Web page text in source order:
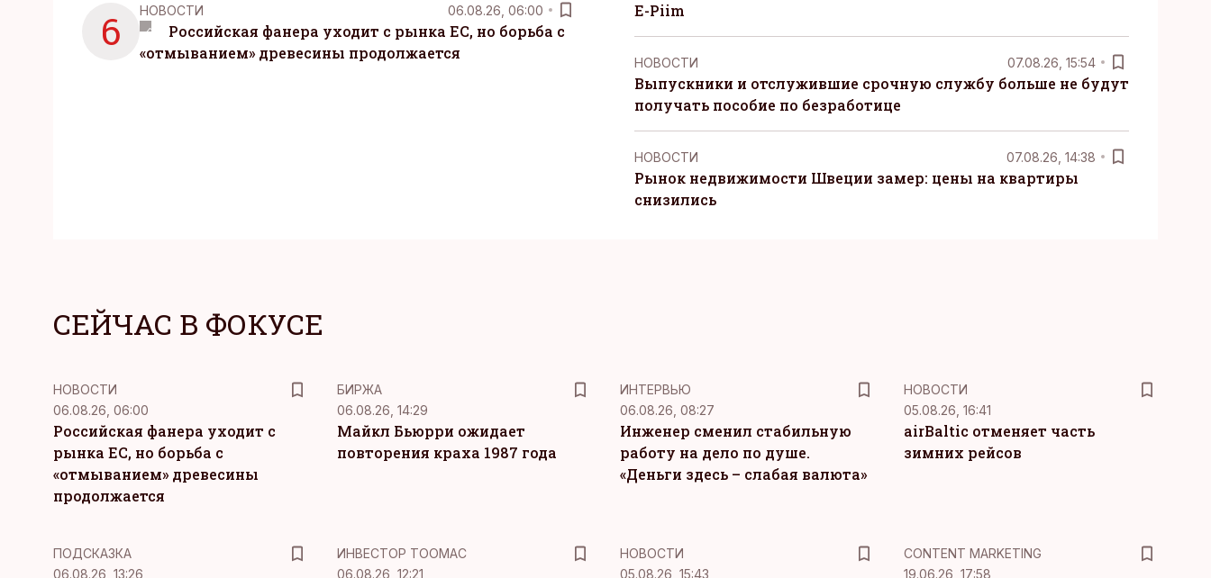
6 НОВОСТИ 06.08.26, 06:00
Российская фанера уходит с рынка ЕС, но борьба с
«отмыванием» древесины продолжается
E-Piim
НОВОСТИ 07.08.26, 15:54
Выпускники и отслужившие срочную службу больше не будут
получать пособие по безработице
НОВОСТИ 07.08.26, 14:38
Рынок недвижимости Швеции замер: цены на квартиры
снизились
СЕЙЧАС В ФОКУСЕ
НОВОСТИ
06.08.26, 06:00
Российская фанера уходит с
рынка ЕС, но борьба с
«отмыванием» древесины
продолжается
БИРЖА
06.08.26, 14:29
Майкл Бьюрри ожидает
повторения краха 1987 года
ИНТЕРВЬЮ
06.08.26, 08:27
Инженер сменил стабильную
работу на дело по душе.
«Деньги здесь – слабая валюта»
НОВОСТИ
05.08.26, 16:41
airBaltic отменяет часть
зимних рейсов
ПОДСКАЗКА
06.08.26, 13:26
ИНВЕСТОР ТООМАС
06.08.26, 12:21
НОВОСТИ
05.08.26, 15:43
KM
CONTENT MARKETING
19.06.26, 17:58